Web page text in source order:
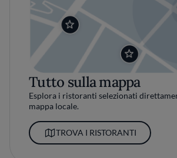
Tutto sulla mappa
Esplora i ristoranti selezionati
mappa locale.
TROVA I RISTORANTI